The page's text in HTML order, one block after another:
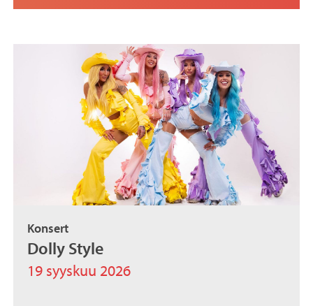
Konsert
Dolly Style
19 syyskuu 2026